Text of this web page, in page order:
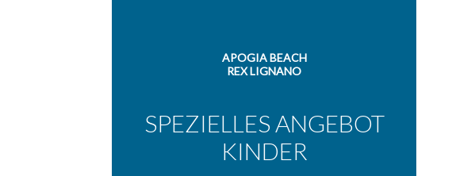
APOGIA BEACH
REX LIGNANO
SPEZIELLES ANGEBOT
KINDER